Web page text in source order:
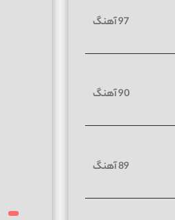
97 آهنگ
90 آهنگ
89 آهنگ